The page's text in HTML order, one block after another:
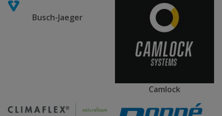
Busch-Jaeger
Camlock